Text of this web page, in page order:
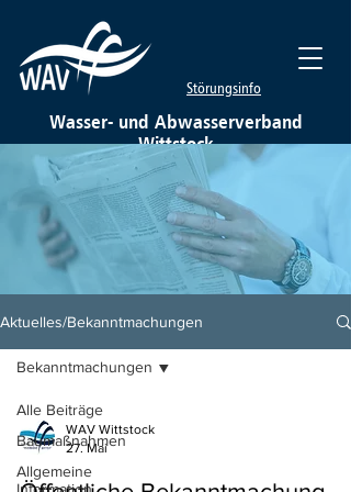
Störungsinfo
Wasser- und Abwasserverband
Wittstock
Aktuelles/Bekanntmachungen
Alle Beiträge
Baumaßnahmen
Allgemeine
Bekanntmachungen
WAV Wittstock
27. Mai